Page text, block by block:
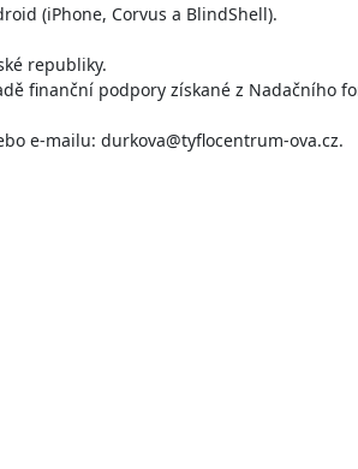
(iPhone, Corvus a BlindShell).
republiky.
finanční podpory získané z Nadačního
e-mailu: durkova@tyflocentrum-ova.cz.